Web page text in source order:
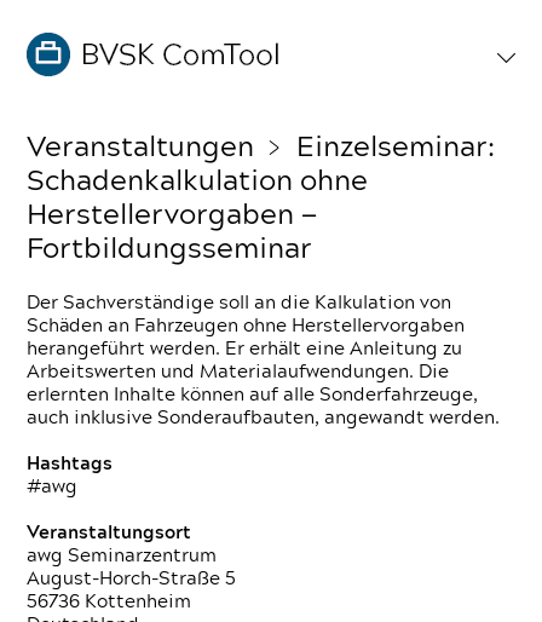
Veranstaltungen ﹥ Einzelseminar:
Schadenkalkulation ohne
Herstellervorgaben —
Fortbildungsseminar
Der Sachverständige soll an die Kalkulation von
Schäden an Fahrzeugen ohne Herstellervorgaben
herangeführt werden. Er erhält eine Anleitung zu
Arbeitswerten und Materialaufwendungen. Die
erlernten Inhalte können auf alle Sonderfahrzeuge,
auch inklusive Sonderaufbauten, angewandt werden.
Hashtags
#awg
Veranstaltungsort
awg Seminarzentrum
August-Horch-Straße 5
56736 Kottenheim